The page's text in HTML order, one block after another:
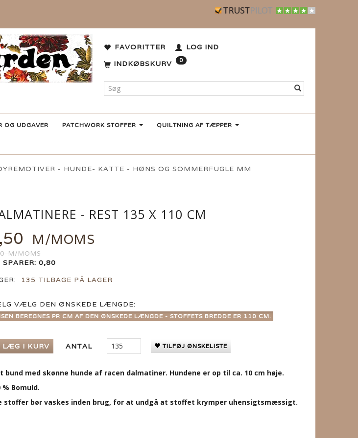
FAVORITTER
LOG IND
INDKØBSKURV
0
OG UDGAVER PATCHWORK STOFFER QUILTNING AF TÆPPER
- HUNDE- KATTE - HØNS OG SOMMERFUGLE MM
- REST 135 X 110 CM
M/MOMS
M/MOMS
SPARER: 0,80
135 TILBAGE PÅ LAGER
VÆLG DEN ØNSKEDE LÆNGDE:
BEREGNES PR CM AF DEN ØNSKEDE LÆNGDE - STOFFETS BREDDE ER 110 CM.
LÆG I KURV ANTAL TILFØJ ØNSKELISTE
bund med skønne hunde af racen dalmatiner. Hundene er op til ca. 10 cm høje.
% Bomuld.
stoffer bør vaskes inden brug, for at undgå at stoffet krymper uhensigtsmæssigt.